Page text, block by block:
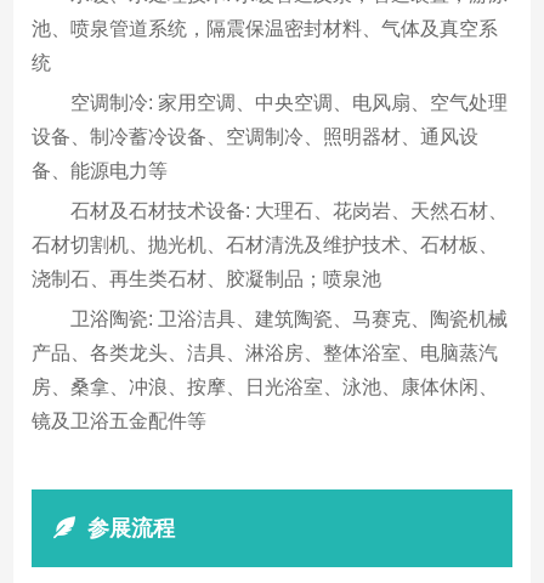
池、喷泉管道系统，隔震保温密封材料、气体及真空系
统
空调制冷: 家用空调、中央空调、电风扇、空气处理
设备、制冷蓄冷设备、空调制冷、照明器材、通风设
备、能源电力等
石材及石材技术设备: 大理石、花岗岩、天然石材、
石材切割机、抛光机、石材清洗及维护技术、石材板、
浇制石、再生类石材、胶凝制品；喷泉池
卫浴陶瓷: 卫浴洁具、建筑陶瓷、马赛克、陶瓷机械
产品、各类龙头、洁具、淋浴房、整体浴室、电脑蒸汽
房、桑拿、冲浪、按摩、日光浴室、泳池、康体休闲、
镜及卫浴五金配件等
参展流程